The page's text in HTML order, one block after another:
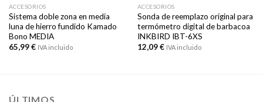
ACCESORIOS
Sistema doble zona en media
luna de hierro fundido Kamado
Bono MEDIA
65,99€ IVA incluido
ACCESORIOS
Sonda de reemplazo original para
termómetro digital de barbacoa
INKBIRD IBT-6XS
12,09€ IVA incluido
ÚLTIMOS